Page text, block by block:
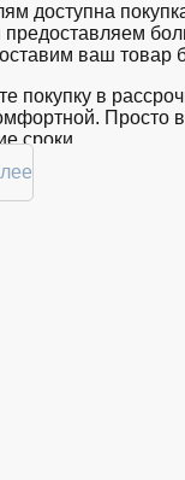
доступна
предоставляем
ваш товар
покупку в
Просто
сроки.
в